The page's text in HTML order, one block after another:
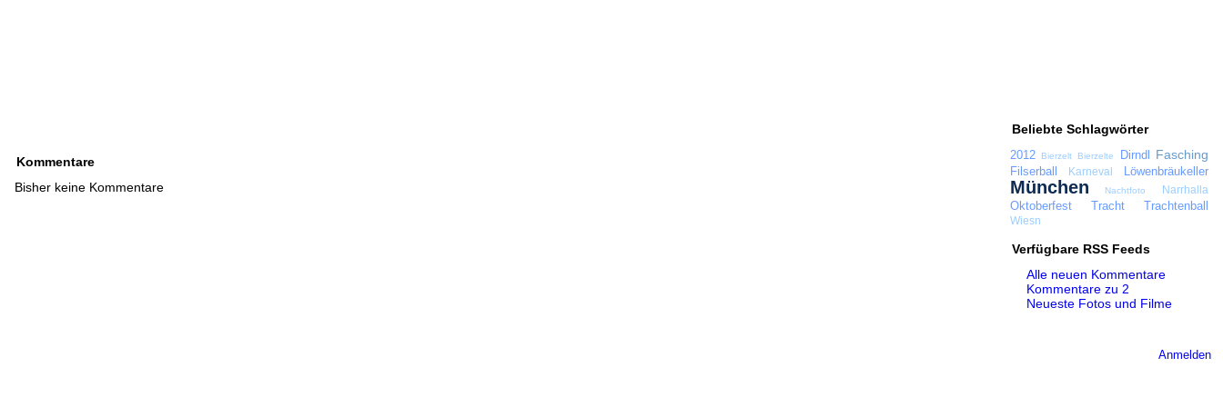
Beliebte Schlagwörter
2012 Bierzelt Bierzelte Dirndl Fasching
Filserball Karneval Löwenbräukeller
München Nachtfoto Narrhalla
Oktoberfest Tracht Trachtenball
Wiesn
Verfügbare RSS Feeds
Alle neuen Kommentare
Kommentare zu 2
Neueste Fotos und Filme
Kommentare
Bisher keine Kommentare
Anmelden